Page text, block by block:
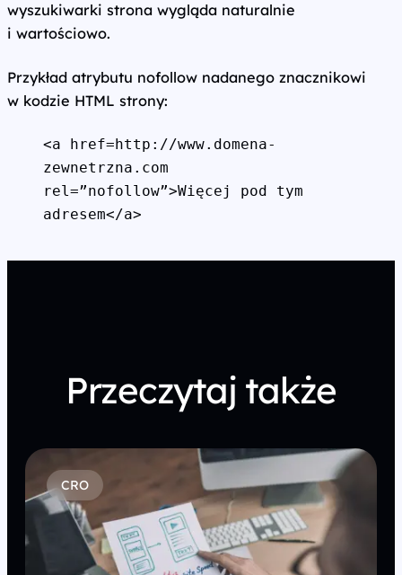
wyszukiwarki strona wygląda naturalnie
i wartościowo.
Przykład atrybutu nofollow nadanego znacznikowi
w kodzie HTML strony:
<a href=http://www.domena-
zewnetrzna.com
rel=”nofollow”>Więcej pod tym
adresem</a>
Przeczytaj także
CRO